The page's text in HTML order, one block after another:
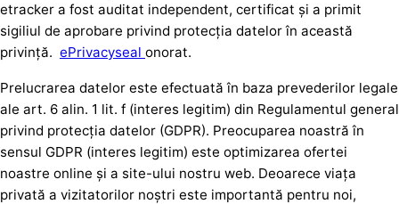
etracker a fost auditat independent, certificat și a primit
sigiliul de aprobare privind protecția datelor în această
privință. ePrivacyseal onorat.
Prelucrarea datelor este efectuată în baza prevederilor legale
ale art. 6 alin. 1 lit. f (interes legitim) din Regulamentul general
privind protecția datelor (GDPR). Preocuparea noastră în
sensul GDPR (interes legitim) este optimizarea ofertei
noastre online și a site-ului nostru web. Deoarece viața
privată a vizitatorilor noștri este importantă pentru noi,